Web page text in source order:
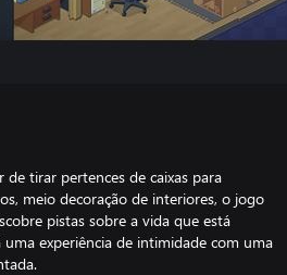
tirar pertences de caixas para
meio decoração de interiores, o jogo
pistas sobre a vida que está
experiência de intimidade com uma